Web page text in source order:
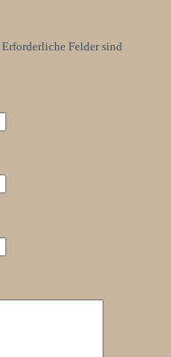
Erforderliche Felder sind